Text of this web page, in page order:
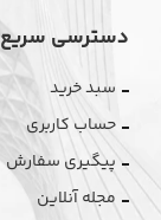
دسترسی سریع
سبد خرید
حساب کاربری
پیگیری سفارش
مجله آنلاین